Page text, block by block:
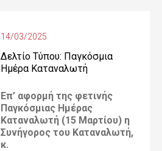
14/03/2025
Δελτίο Τύπου: Παγκόσμια
Ημέρα Καταναλωτή
Επ’ αφορμή της φετινής
Παγκόσμιας Ημέρας
Καταναλωτή (15 Μαρτίου) η
Συνήγορος του Καταναλωτή,
κ.